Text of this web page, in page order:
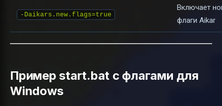
-Daikars.new.flags=true
Включает
флаги Aikar
Пример start.bat с флагами для
Windows